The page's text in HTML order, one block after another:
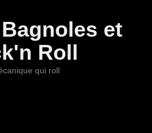
et
Roll
qui roll